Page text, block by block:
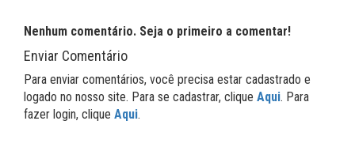
Nenhum comentário. Seja o primeiro a comentar!
Enviar Comentário
Para enviar comentários, você precisa estar cadastrado e
logado no nosso site. Para se cadastrar, clique Aqui. Para
fazer login, clique Aqui.